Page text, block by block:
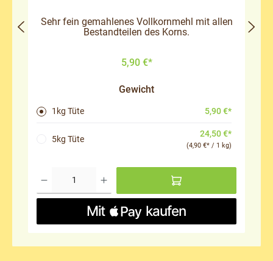
Sehr fein gemahlenes Vollkornmehl mit allen
Bestandteilen des Korns.
5,90 €*
Gewicht
1kg Tüte 5,90 €*
5kg Tüte
24,50 €*
(4,90 €* / 1 kg)